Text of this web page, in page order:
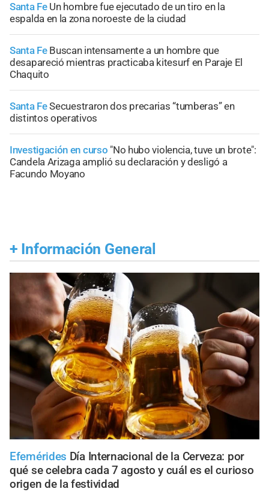
Santa Fe Un hombre fue ejecutado de un tiro en la
espalda en la zona noroeste de la ciudad
Santa Fe Buscan intensamente a un hombre que
desapareció mientras practicaba kitesurf en Paraje El
Chaquito
Santa FeSecuestraron dos precarias “tumberas” en
distintos operativos
Investigación en curso "No hubo violencia, tuve un brote":
Candela Arizaga amplió su declaración y desligó a
Facundo Moyano
+ Información General
Efemérides Día Internacional de la Cerveza: por
qué se celebra cada 7 agosto y cuál es el curioso
origen de la festividad